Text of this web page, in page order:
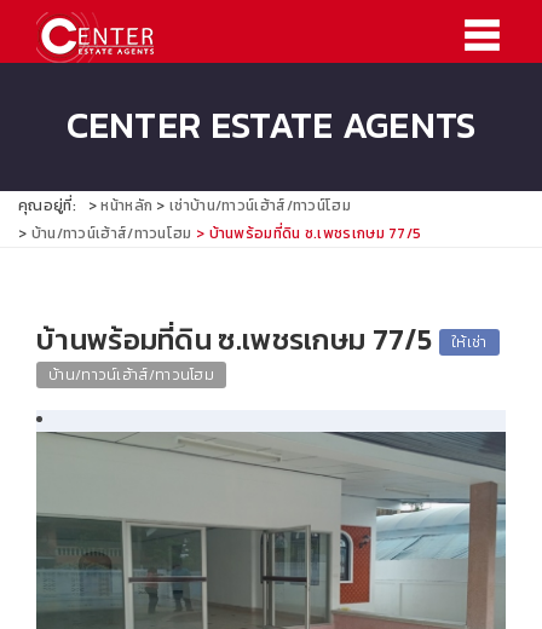
CENTER ESTATE AGENTS
คุณอยู่ที่: หน้าหลัก
เช่าบ้าน/ทาวน์เฮ้าส์/ทาวน์โฮม
บ้าน/ทาวน์เฮ้าส์/ทาวนโฮม
บ้านพร้อมที่ดิน ซ.เพชรเกษม 77/5
บ้านพร้อมที่ดิน ซ.เพชรเกษม 77/5 ให้เช่า
บ้าน/ทาวน์เฮ้าส์/ทาวนโฮม